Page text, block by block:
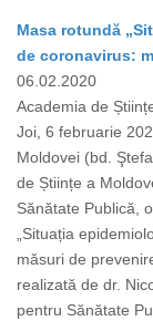
Masa rotundă
de coronavirus:
06.02.2020
Academia de
Joi, 6 februarie
Moldovei (bd.
de Științe a
Sănătate Publică,
„Situația
măsuri de
realizată de dr.
pentru Sănătate